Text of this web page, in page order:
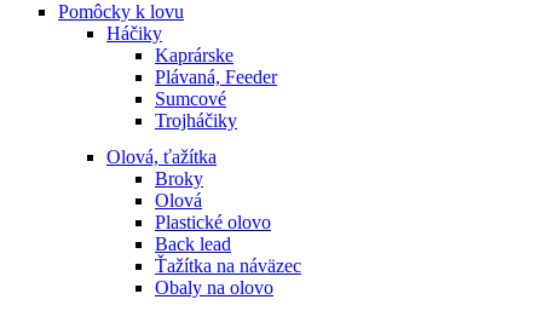
Pomôcky k lovu
Háčiky
Kaprárske
Plávaná, Feeder
Sumcové
Trojháčiky
Olová, ťažítka
Broky
Olová
Plastické olovo
Back lead
Ťažítka na náväzec
Obaly na olovo